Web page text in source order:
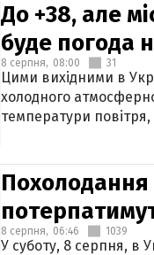
До +38, але
буде погода
8 серпня, 08:00 31
Цими вихідними в
холодного
температури
Похолодання
8 серпня, 06:46 1039
У суботу, 8 серпня, в